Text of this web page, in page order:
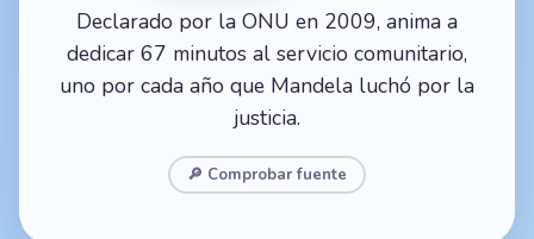
Declarado por la ONU en 2009, anima a
dedicar 67 minutos al servicio comunitario,
uno por cada año que Mandela luchó por la
justicia.
🔎 Comprobar fuente